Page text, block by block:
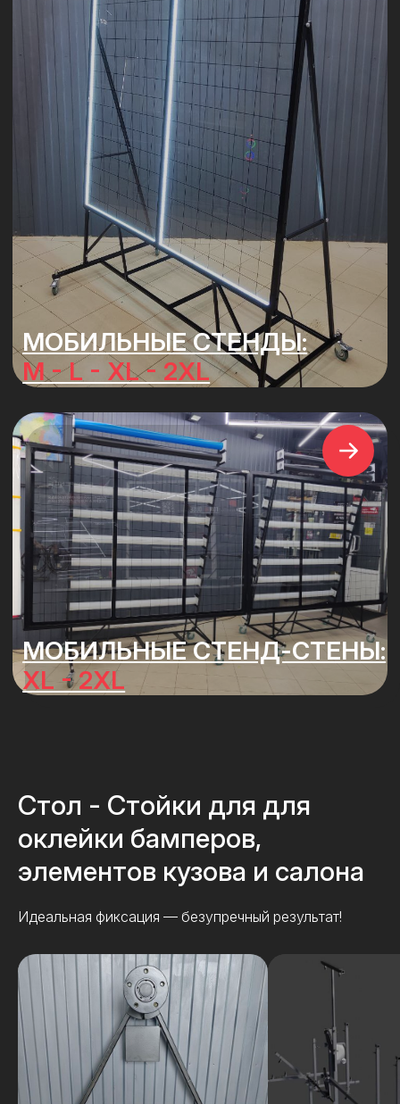
Стол - Стойки для для
оклейки бамперов,
элементов кузова и салона
Идеальная фиксация — безупречный результат!